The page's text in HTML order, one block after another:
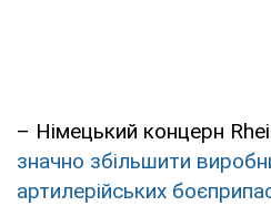
– Німецький концерн
значно збільшити
артилерійських